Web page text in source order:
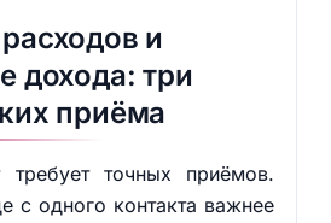
и
дохода: три
приёма
точных приёмов.
с одного контакта важнее